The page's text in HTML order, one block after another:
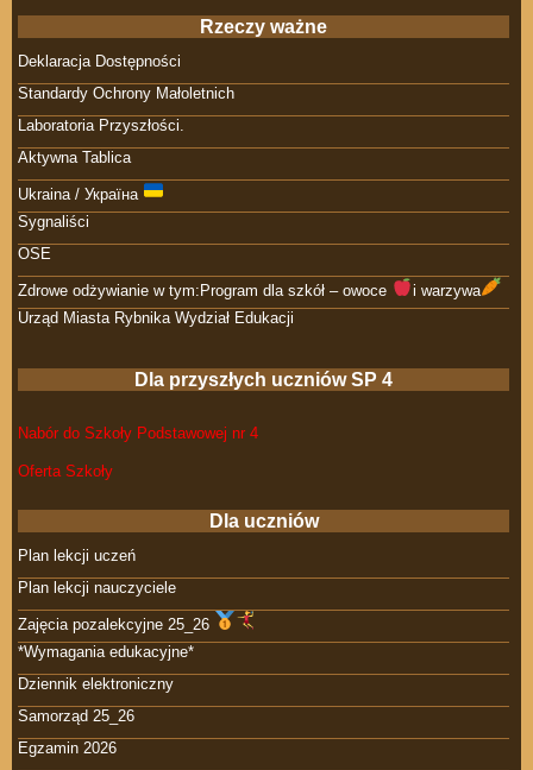
Rzeczy ważne
Deklaracja Dostępności
Standardy Ochrony Małoletnich
Laboratoria Przyszłości.
Aktywna Tablica
Ukraina / Україна
Sygnaliści
OSE
Zdrowe odżywianie w tym:Program dla szkół – owoce
i warzywa
Urząd Miasta Rybnika Wydział Edukacji
Dla przyszłych uczniów SP 4
Nabór do Szkoły Podstawowej nr 4
Oferta Szkoły
Dla uczniów
Plan lekcji uczeń
Plan lekcji nauczyciele
Zajęcia pozalekcyjne 25_26
*Wymagania edukacyjne*
Dziennik elektroniczny
Samorząd 25_26
Egzamin 2026